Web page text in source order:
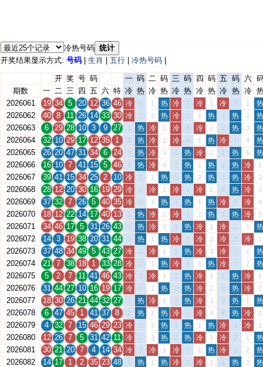
冷热号码 统计
开奖结果显示方式: 号码 生肖 五行 冷热号码
开 奖 号 码 一 码 二 码 三 码 四 码 五 码 六
期数
一 二 三 四 五 六 特 冷 热 冷 热 冷 热 冷 热 冷 热 冷
2026061
19 34 5 20 12 36 46 冷 1 1 热 冷 1 冷 1 冷 1 1 热
2026062 40 8 11 26 14 33 30 冷 2 2 热 冷 2 1 热 1 热 2 热
2026063 6 29 28 10 3 9 27 1 热 冷 1 冷 3 冷 1 2 热 3 热
2026064 32 10 29 17 12 35 1 2 热 冷 2 冷 4 1 热 冷 1 4 热
2026065 26 20 47 31 34 6 24 3 热 冷 3 1 热 冷 1 1 热 5 热
2026066 16 10 7 41 15 5 46 4 热 冷 4 2 热 1 热 2 热 冷 1
2026067 39 41 15 34 25 2 10 冷 1 1 热 3 热 2 热 3 热 冷 2
2026068 28 12 20 30 16 19 29 冷 2 冷 1 冷 1 冷 1 4 热 冷 3
2026069 37 32 7 26 5 40 35 冷 3 1 热 1 热 1 热 冷 1 冷 4
2026070 18 12 22 14 17 40 13 1 热 冷 1 冷 1 2 热 1 热 冷 5
2026071 34 46 17 5 31 26 43 2 热 冷 2 1 热 冷 1 冷 1 1 热
2026072 14 3 19 38 20 31 44 3 热 1 热 冷 1 冷 2 冷 2 冷 1
2026073 37 48 34 49 5 43 27 冷 1 冷 1 1 热 冷 3 冷 3 1 热
2026074 21 7 38 18 1 33 28 冷 2 1 热 冷 1 1 热 冷 4 2 热
2026075 5 2 7 11 41 46 43 冷 3 冷 1 1 热 冷 1 1 热 冷 1
2026076 31 44 27 10 16 19 17 冷 4 1 热 2 热 冷 2 2 热 冷 2
2026077 18 30 26 21 44 32 27 1 热 冷 1 3 热 冷 3 3 热 1 热
2026078 6 47 45 1 41 37 8 2 热 1 热 冷 1 冷 4 4 热 冷 1
2026079 4 32 7 15 46 29 23 冷 1 2 热 1 热 1 热 冷 1 冷 2
2026080 12 26 7 5 31 42 11 冷 2 3 热 2 热 冷 1 冷 2 1 热
2026081 30 21 20 7 4 14 34 冷 3 冷 1 冷 1 1 热 冷 3 2 热
2026082 14 17 1 2 35 23 48 1 热 1 热 冷 2 冷 1 1 热 3 热